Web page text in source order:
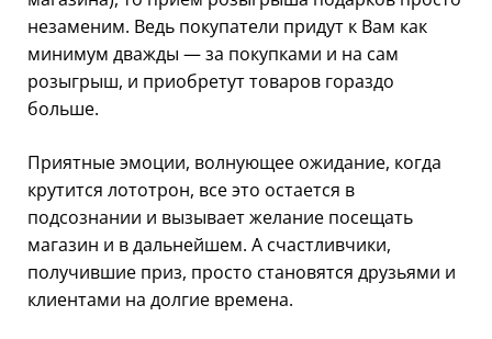
незаменим. Ведь покупатели придут к Вам как
минимум дважды — за покупками и на сам
розыгрыш, и приобретут товаров гораздо
больше.
Приятные эмоции, волнующее ожидание, когда
крутится лототрон, все это остается в
подсознании и вызывает желание посещать
магазин и в дальнейшем. А счастливчики,
получившие приз, просто становятся друзьями и
клиентами на долгие времена.